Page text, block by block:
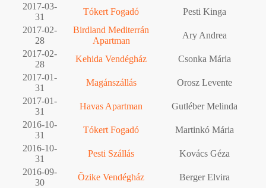
2017-03-
31
Tókert Fogadó
Pesti Kinga
2017-02-
28
Birdland Mediterrán
Apartman
Ary Andrea
2017-02-
28
Kehida Vendégház
Csonka Mária
2017-01-
31
Magánszállás
Orosz Levente
2017-01-
31
Havas Apartman
Gutléber Melinda
2016-10-
31
Tókert Fogadó
Martinkó Mária
2016-10-
31
Pesti Szállás
Kovács Géza
2016-09-
30
Õzike Vendégház
Berger Elvira